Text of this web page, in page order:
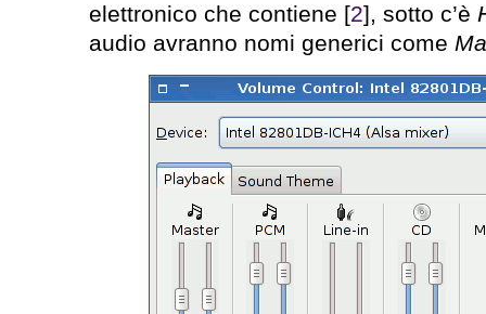
elettronico che contiene [2], sotto c’è
audio avranno nomi generici come